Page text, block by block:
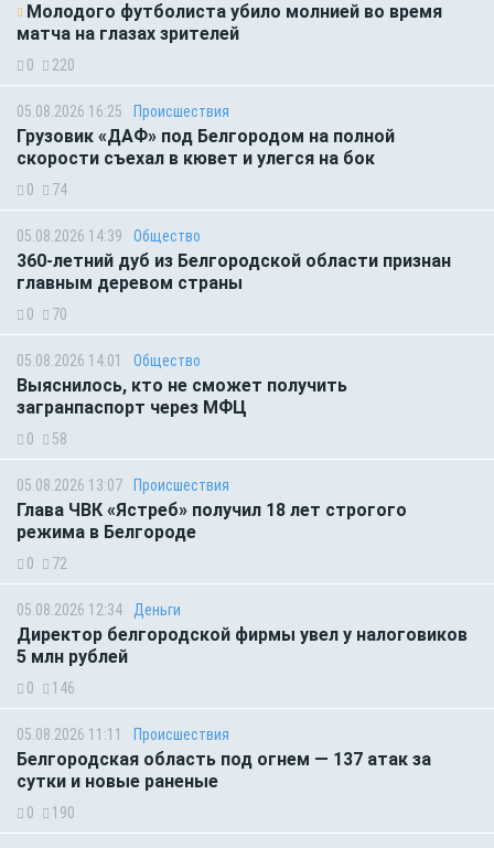
Молодого футболиста убило молнией во время
матча на глазах зрителей
0 220
05.08.2026 16:25 Происшествия
Грузовик «ДАФ» под Белгородом на полной
скорости съехал в кювет и улегся на бок
0 74
05.08.2026 14:39 Общество
360-летний дуб из Белгородской области признан
главным деревом страны
0 70
05.08.2026 14:01 Общество
Выяснилось, кто не сможет получить
загранпаспорт через МФЦ
0 58
05.08.2026 13:07 Происшествия
Глава ЧВК «Ястреб» получил 18 лет строгого
режима в Белгороде
0 72
05.08.2026 12:34 Деньги
Директор белгородской фирмы увел у налоговиков
5 млн рублей
0 146
05.08.2026 11:11 Происшествия
Белгородская область под огнем — 137 атак за
сутки и новые раненые
0 190